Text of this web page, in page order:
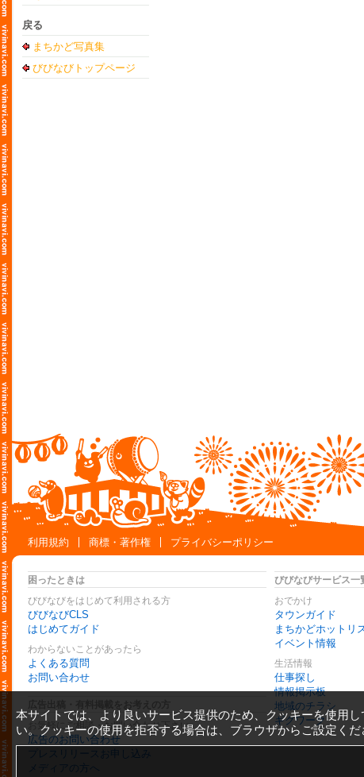
戻る
まちかど写真集
びびなびトップページ
利用規約
商標・著作権 プライバシーポリシー
困ったときは
びびなびをはじめて利用される方
びびなびCLS
はじめてガイド
わからないことがあったら
よくある質問
お問い合わせ
お気軽にご相談・お問い合わせ下さい
広告のお問い合わせ
プレスリリースお申し込み
メディアの方へ
びびなびサービス一
おでかけ
タウンガイド
まちかどホットリ
イベント情報
生活情報
仕事探し
情報掲示板
地域のチラシ
ギグワーク
本サイトでは、より良いサービス提供のため、クッキーを使用
い。クッキーの使用を拒否する場合は、ブラウザからご設定くだ